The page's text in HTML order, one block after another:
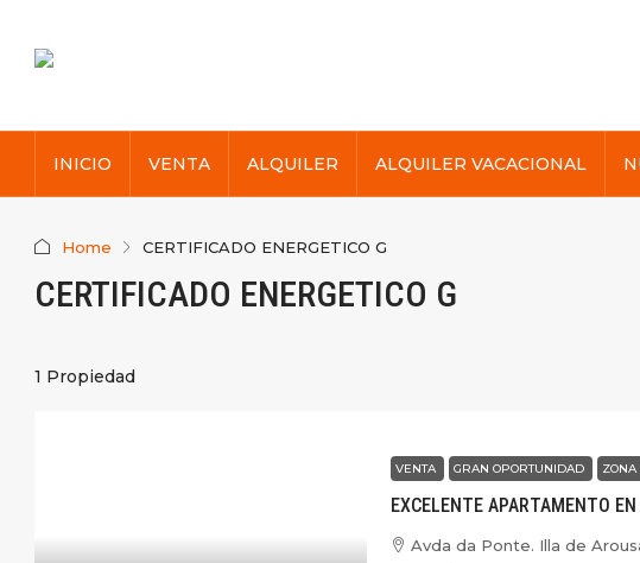
INICIO VENTA ALQUILER ALQUILER VACACIONAL
Home CERTIFICADO ENERGETICO G
CERTIFICADO ENERGETICO G
1 Propiedad
VENTA GRAN OPORTUNIDAD ZONA
EXCELENTE APARTAMENTO
Avda da Ponte. Illa de